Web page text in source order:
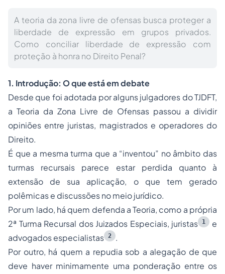
A teoria da zona livre de ofensas busca proteger a
liberdade de expressão em grupos privados.
Como conciliar liberdade de expressão com
proteção à honra no Direito Penal?
1. Introdução: O que está em debate
Desde que foi adotada por alguns julgadores do TJDFT,
a Teoria da Zona Livre de Ofensas passou a dividir
opiniões entre juristas, magistrados e operadores do
Direito.
É que a mesma turma que a “inventou” no âmbito das
turmas recursais parece estar perdida quanto à
extensão de sua aplicação, o que tem gerado
polêmicas e discussões no meio jurídico.
Por um lado, há quem defenda a Teoria, como a própria
2ª Turma Recursal dos Juizados Especiais, juristas
1
e
advogados especialistas 2
.
Por outro, há quem a repudia sob a alegação de que
deve haver minimamente uma ponderação entre os